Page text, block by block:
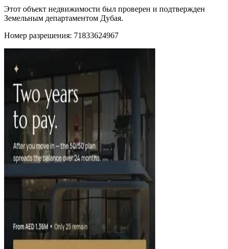
Этот объект недвижимости был проверен и подтвержден
Земельным департаментом Дубая.
Номер разрешения: 71833624967